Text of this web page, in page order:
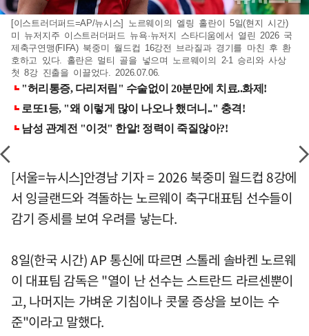
[이스트러더퍼드=AP/뉴시스] 노르웨이의 엘링 홀란이 5일(현지 시간)
미 뉴저지주 이스트러더퍼드 뉴욕·뉴저지 스타디움에서 열린 2026 국
제축구연맹(FIFA) 북중미 월드컵 16강전 브라질과 경기를 마친 후 환
호하고 있다. 홀란은 멀티 골을 넣으며 노르웨이의 2-1 승리와 사상
첫 8강 진출을 이끌었다. 2026.07.06.
[서울=뉴시스]안경남 기자 = 2026 북중미 월드컵 8강에
서 잉글랜드와 격돌하는 노르웨이 축구대표팀 선수들이
감기 증세를 보여 우려를 낳는다.
8일(한국 시간) AP 통신에 따르면 스톨레 솔바켄 노르웨
이 대표팀 감독은 "열이 난 선수는 스트란드 라르센뿐이
고, 나머지는 가벼운 기침이나 콧물 증상을 보이는 수
준"이라고 말했다.